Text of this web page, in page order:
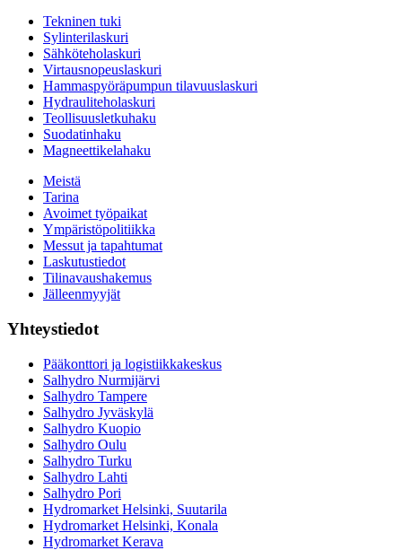
Tekninen tuki
Sylinterilaskuri
Sähköteholaskuri
Virtausnopeuslaskuri
Hammaspyöräpumpun tilavuuslaskuri
Hydrauliteholaskuri
Teollisuusletkuhaku
Suodatinhaku
Magneettikelahaku
Meistä
Tarina
Avoimet työpaikat
Ympäristöpolitiikka
Messut ja tapahtumat
Laskutustiedot
Tilinavaushakemus
Jälleenmyyjät
Yhteystiedot
Pääkonttori ja logistiikkakeskus
Salhydro Nurmijärvi
Salhydro Tampere
Salhydro Jyväskylä
Salhydro Kuopio
Salhydro Oulu
Salhydro Turku
Salhydro Lahti
Salhydro Pori
Hydromarket Helsinki, Suutarila
Hydromarket Helsinki, Konala
Hydromarket Kerava